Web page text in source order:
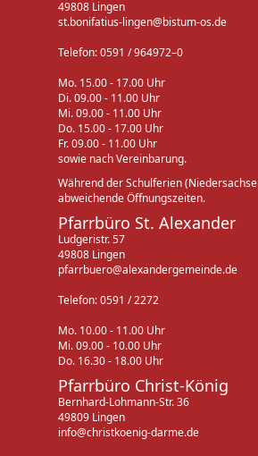
49808 Lingen
st.bonifatius-lingen@bistum-os.de
Telefon: 0591 / 964972–0
Mo. 15.00 - 17.00 Uhr
Di. 09.00 - 11.00 Uhr
Mi. 09.00 - 11.00 Uhr
Do. 15.00 - 17.00 Uhr
Fr. 09.00 - 11.00 Uhr
sowie nach Vereinbarung.
Während der Schulferien
abweichende Öffnungszeiten.
Pfarrbüro St. Alexander
Ludgeristr. 57
49808 Lingen
pfarrbuero@alexandergemeinde.de
Telefon: 0591 / 2272
Mo. 10.00 - 11.00 Uhr
Mi. 09.00 - 10.00 Uhr
Do. 16.30 - 18.00 Uhr
Pfarrbüro Christ-König
Bernhard-Lohmann-Str. 36
49809 Lingen
info@christkoenig-darme.de